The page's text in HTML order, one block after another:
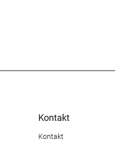
Kontakt
Kontakt